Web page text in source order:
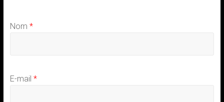
Nom *
E-mail *